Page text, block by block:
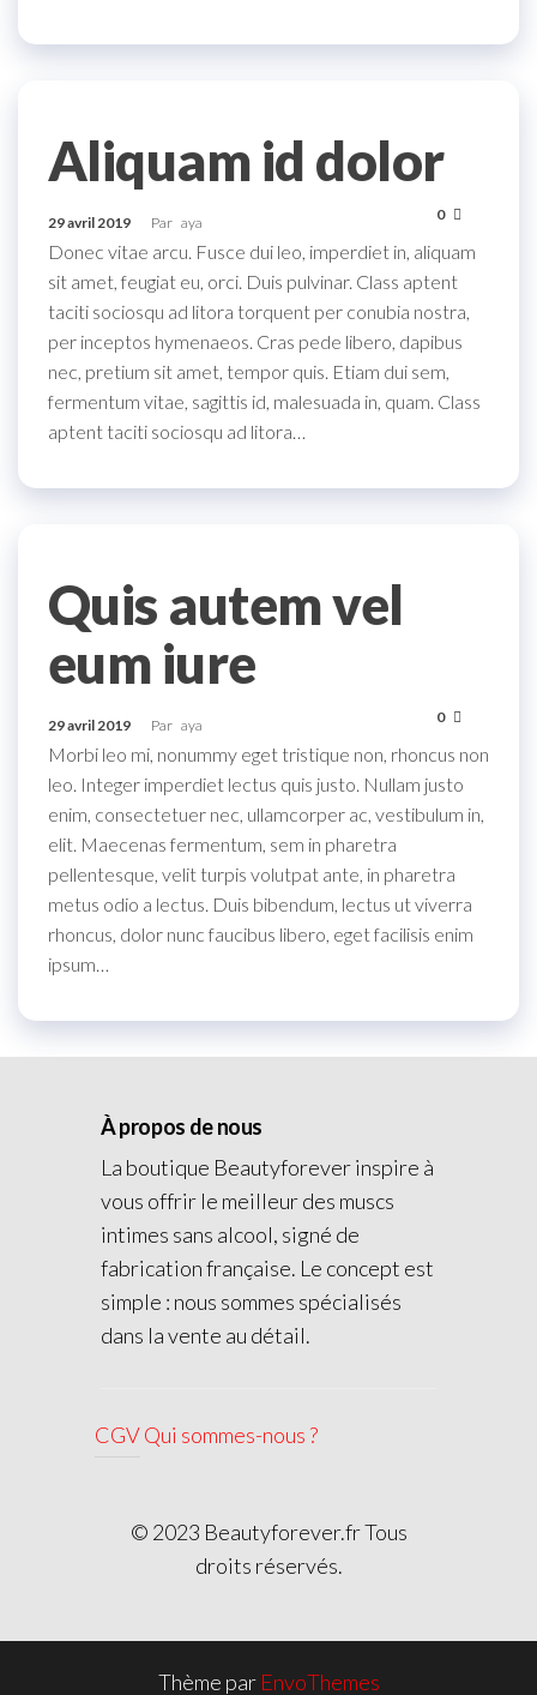
Aliquam id dolor
29 avril 2019 Par aya 0
Donec vitae arcu. Fusce dui leo, imperdiet in, aliquam
sit amet, feugiat eu, orci. Duis pulvinar. Class aptent
taciti sociosqu ad litora torquent per conubia nostra,
per inceptos hymenaeos. Cras pede libero, dapibus
nec, pretium sit amet, tempor quis. Etiam dui sem,
fermentum vitae, sagittis id, malesuada in, quam. Class
aptent taciti sociosqu ad litora…
Quis autem vel
eum iure
29 avril 2019 Par aya 0
Morbi leo mi, nonummy eget tristique non, rhoncus non
leo. Integer imperdiet lectus quis justo. Nullam justo
enim, consectetuer nec, ullamcorper ac, vestibulum in,
elit. Maecenas fermentum, sem in pharetra
pellentesque, velit turpis volutpat ante, in pharetra
metus odio a lectus. Duis bibendum, lectus ut viverra
rhoncus, dolor nunc faucibus libero, eget facilisis enim
ipsum…
À propos de nous
La boutique Beautyforever inspire à
vous offrir le meilleur des muscs
intimes sans alcool, signé de
fabrication française. Le concept est
simple : nous sommes spécialisés
dans la vente au détail.
CGVQui sommes-nous ?
© 2023 Beautyforever.fr Tous
droits réservés.
Thème par EnvoThemes